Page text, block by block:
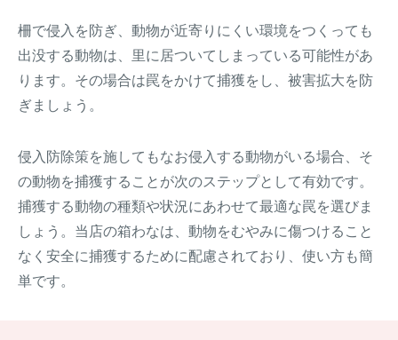
柵で侵入を防ぎ、動物が近寄りにくい環境をつくっても
出没する動物は、里に居ついてしまっている可能性があ
ります。その場合は罠をかけて捕獲をし、被害拡大を防
ぎましょう。
侵入防除策を施してもなお侵入する動物がいる場合、そ
の動物を捕獲することが次のステップとして有効です。
捕獲する動物の種類や状況にあわせて最適な罠を選びま
しょう。当店の箱わなは、動物をむやみに傷つけること
なく安全に捕獲するために配慮されており、使い方も簡
単です。